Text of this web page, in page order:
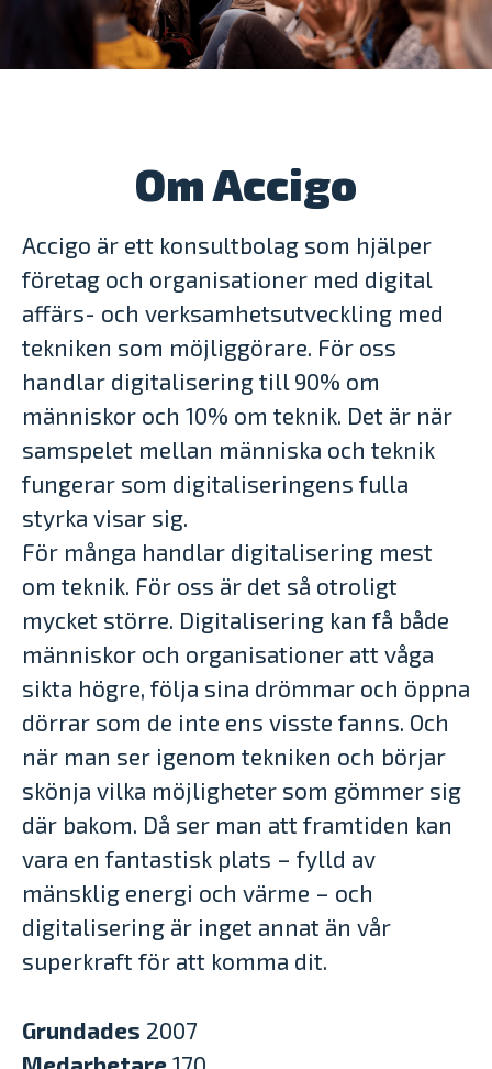
Om Accigo
Accigo är ett konsultbolag som hjälper
företag och organisationer med digital
affärs- och verksamhetsutveckling med
tekniken som möjliggörare. För oss
handlar digitalisering till 90% om
människor och 10% om teknik. Det är när
samspelet mellan människa och teknik
fungerar som digitaliseringens fulla
styrka visar sig.
För många handlar digitalisering mest
om teknik. För oss är det så otroligt
mycket större. Digitalisering kan få både
människor och organisationer att våga
sikta högre, följa sina drömmar och öppna
dörrar som de inte ens visste fanns. Och
när man ser igenom tekniken och börjar
skönja vilka möjligheter som gömmer sig
där bakom. Då ser man att framtiden kan
vara en fantastisk plats – fylld av
mänsklig energi och värme – och
digitalisering är inget annat än vår
superkraft för att komma dit.
Grundades 2007